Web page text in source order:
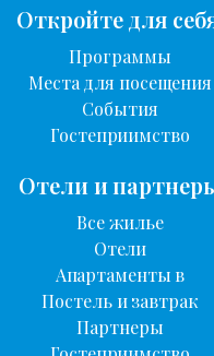
ПОИСК ЖИЛЬЯ
Откройте для
Программы
Места для посещения
События
Гостеприимство
Отели и
Все жилье
Отели
Апартаменты в
Постель и завтрак
Партнеры